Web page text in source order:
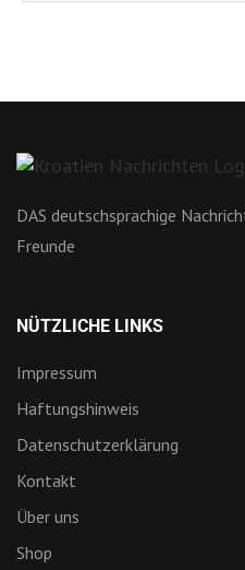
DAS deutschsprachige
Freunde
NÜTZLICHE LINKS
Impressum
Haftungshinweis
Datenschutzerklärung
Kontakt
Über uns
Shop